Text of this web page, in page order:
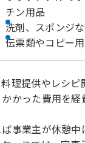
チン用品
洗剤、スポンジ
伝票類やコピー
理提供やレシ
かった費用を経
事業主が休憩